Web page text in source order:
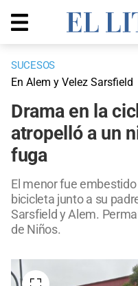
SUCESOS
En Alem y Velez Sarsfield
Drama en la
atropelló a un
fuga
El menor fue
bicicleta junto a su
Sarsfield y Alem.
de Niños.